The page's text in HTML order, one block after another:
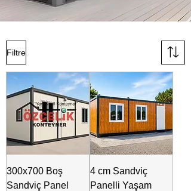
Filtre
300x700 Boş
Sandviç Panel
4 cm Sandviç
Panelli Yaşam